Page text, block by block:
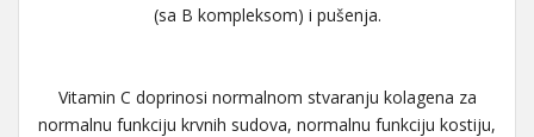
(sa B kompleksom) i pušenja.
Vitamin C doprinosi normalnom stvaranju kolagena za
normalnu funkciju krvnih sudova, normalnu funkciju kostiju,